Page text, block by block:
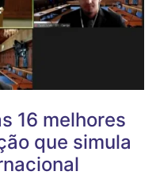
16 melhores
que simula